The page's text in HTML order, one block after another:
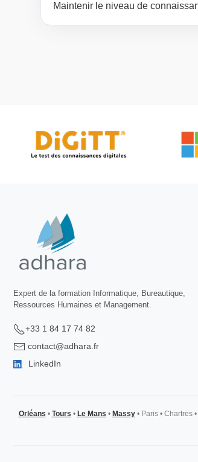
Maintenir le niveau de
Expert de la formation Informatique, Bureautique,
Ressources Humaines et Management.
+33 1 84 17 74 82
contact@adhara.fr
LinkedIn
Orléans • Tours • Le Mans • Massy •Paris •Chartres •